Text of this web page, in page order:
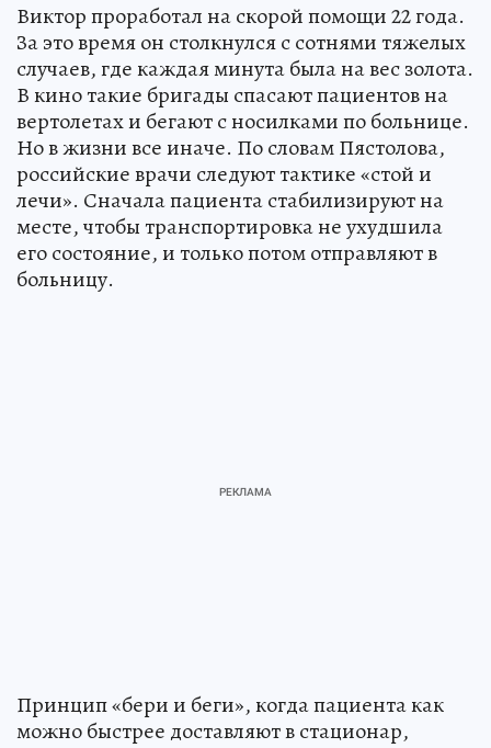
Виктор проработал на скорой помощи 22 года.
За это время он столкнулся с сотнями тяжелых
случаев, где каждая минута была на вес золота.
В кино такие бригады спасают пациентов на
вертолетах и бегают с носилками по больнице.
Но в жизни все иначе. По словам Пястолова,
российские врачи следуют тактике «стой и
лечи». Сначала пациента стабилизируют на
месте, чтобы транспортировка не ухудшила
его состояние, и только потом отправляют в
больницу.
Принцип «бери и беги», когда пациента как
можно быстрее доставляют в стационар,